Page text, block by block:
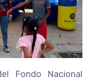
Fondo Nacional